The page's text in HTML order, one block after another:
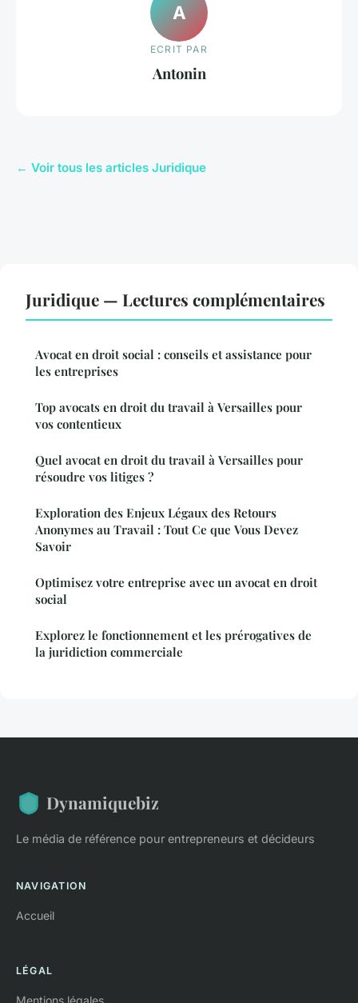
A
ECRIT PAR
Antonin
← Voir tous les articles Juridique
Juridique — Lectures complémentaires
Avocat en droit social : conseils et assistance pour
les entreprises
Top avocats en droit du travail à Versailles pour
vos contentieux
Quel avocat en droit du travail à Versailles pour
résoudre vos litiges ?
Exploration des Enjeux Légaux des Retours
Anonymes au Travail : Tout Ce que Vous Devez
Savoir
Optimisez votre entreprise avec un avocat en droit
social
Explorez le fonctionnement et les prérogatives de
la juridiction commerciale
Dynamiquebiz
Le média de référence pour entrepreneurs et décideurs
NAVIGATION
Accueil
LÉGAL